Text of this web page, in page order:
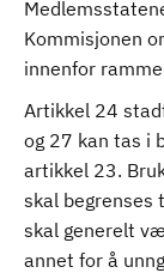
Kommisjonen
innenfor
Artikkel 24
og 27 kan tas i
artikkel 23.
skal begrenses
skal generelt
annet for å